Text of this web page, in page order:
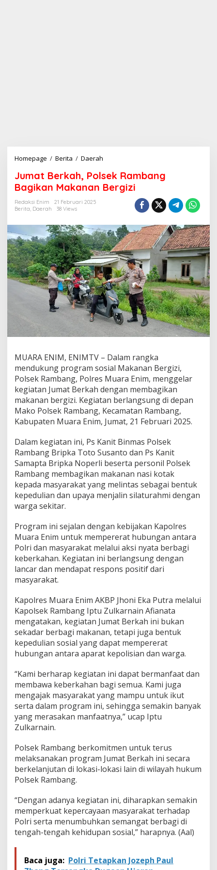
Homepage / Berita / Daerah
m
a
t
k
a
h
,
P
o
l
s
e
k
R
a
m
n
g
B
a
g
i
k
a
n
a
k
a
n
a
n
B
g
i
z
i
Jumat Berkah, Polsek Rambang
Bagikan Makanan Bergizi
Redaksi Enim
21 Februari 2025
Berita, Daerah 38 Views
MUARA ENIM, ENIMTV – Dalam rangka
mendukung program sosial Makanan Bergizi,
Polsek Rambang, Polres Muara Enim, menggelar
kegiatan Jumat Berkah dengan membagikan
makanan bergizi. Kegiatan berlangsung di depan
Mako Polsek Rambang, Kecamatan Rambang,
Kabupaten Muara Enim, Jumat, 21 Februari 2025.
Dalam kegiatan ini, Ps Kanit Binmas Polsek
Rambang Bripka Toto Susanto dan Ps Kanit
Samapta Bripka Noperli beserta personil Polsek
Rambang membagikan makanan nasi kotak
kepada masyarakat yang melintas sebagai bentuk
kepedulian dan upaya menjalin silaturahmi dengan
warga sekitar.
Program ini sejalan dengan kebijakan Kapolres
Muara Enim untuk mempererat hubungan antara
Polri dan masyarakat melalui aksi nyata berbagi
keberkahan. Kegiatan ini berlangsung dengan
lancar dan mendapat respons positif dari
masyarakat.
Kapolres Muara Enim AKBP Jhoni Eka Putra melalui
Kapolsek Rambang Iptu Zulkarnain Afianata
mengatakan, kegiatan Jumat Berkah ini bukan
sekadar berbagi makanan, tetapi juga bentuk
kepedulian sosial yang dapat mempererat
hubungan antara aparat kepolisian dan warga.
“Kami berharap kegiatan ini dapat bermanfaat dan
membawa keberkahan bagi semua. Kami juga
mengajak masyarakat yang mampu untuk ikut
serta dalam program ini, sehingga semakin banyak
yang merasakan manfaatnya,” ucap Iptu
Zulkarnain.
Polsek Rambang berkomitmen untuk terus
melaksanakan program Jumat Berkah ini secara
berkelanjutan di lokasi-lokasi lain di wilayah hukum
Polsek Rambang.
“Dengan adanya kegiatan ini, diharapkan semakin
memperkuat kepercayaan masyarakat terhadap
Polri serta menumbuhkan semangat berbagi di
tengah-tengah kehidupan sosial,” harapnya. (Aal)
Baca juga: Polri Tetapkan Jozeph Paul